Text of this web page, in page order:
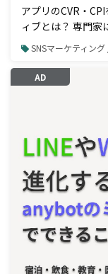
アプリのCVR・
ィブとは？ 専門家
ケティング編】
SNSマーケティン
AD